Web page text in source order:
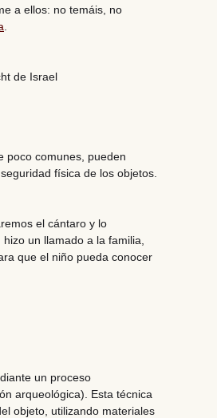
a ellos: no temáis, no
poco comunes, pueden
física de los objetos.
el cántaro y lo
un llamado a la familia,
que el niño pueda conocer
un proceso
arqueológica). Esta técnica
objeto, utilizando materiales